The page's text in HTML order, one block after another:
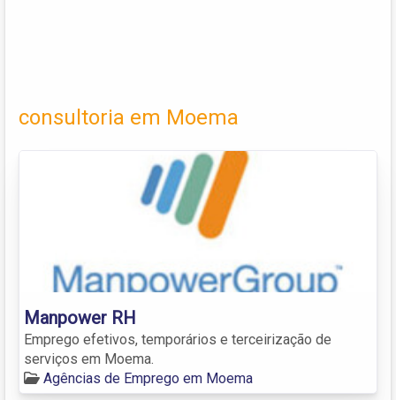
consultoria em Moema
Manpower RH
Emprego efetivos, temporários e terceirização de
serviços em Moema.
Agências de Emprego em Moema